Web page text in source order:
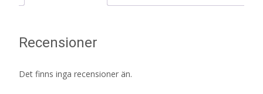
Recensioner
Det finns inga recensioner än.